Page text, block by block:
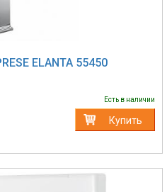
ELANTA 55450
Есть в наличии
Купить